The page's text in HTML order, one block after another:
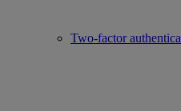
Two-factor